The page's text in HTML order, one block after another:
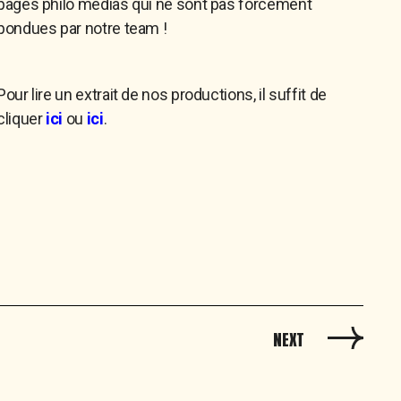
philo médias qui ne sont pas forcément
par notre team !
lire un extrait de nos productions, il suffit de
ici ou ici.
NEXT